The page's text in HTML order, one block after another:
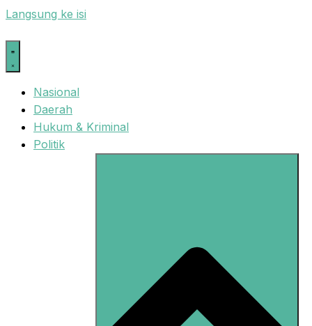
Langsung ke isi
Nasional
Daerah
Hukum & Kriminal
Politik